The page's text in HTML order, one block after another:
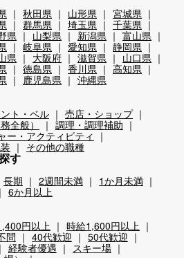
秋田県 山形県
宮城県
群馬県 埼玉県
千葉県
県 山梨県 新潟県
富山県
岐阜県 愛知県
静岡県
県 大阪府 滋賀県
山口県
徳島県 香川県
高知県
鹿児島県 沖縄県
ト・ベル
売店・ショップ
全般）
調理・調理補助
ー・アクティビティ
その他の職種
す
長期 2週間未満
1か月未満
6か月以上
円以上
時給1,600円以上
問 40代歓迎
50代歓迎
経験者優遇
スキー場